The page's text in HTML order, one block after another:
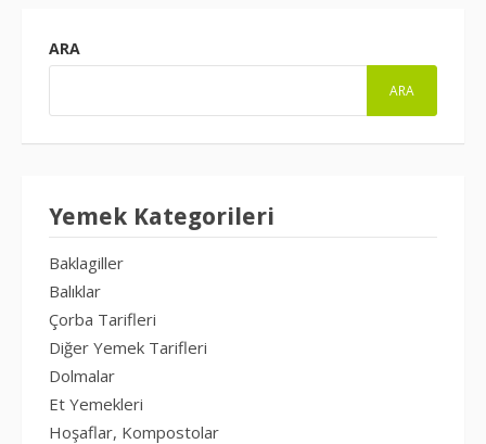
ARA
ARA
Yemek Kategorileri
Baklagiller
Balıklar
Çorba Tarifleri
Diğer Yemek Tarifleri
Dolmalar
Et Yemekleri
Hoşaflar, Kompostolar